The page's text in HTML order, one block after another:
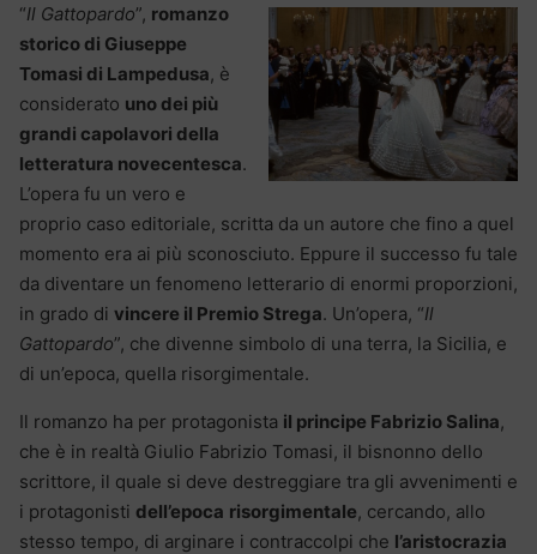
“Il Gattopardo”, romanzo
storico di Giuseppe
Tomasi di Lampedusa, è
considerato uno dei più
grandi capolavori della
letteratura novecentesca.
L’opera fu un vero e
proprio caso editoriale, scritta da un autore che fino a quel
momento era ai più sconosciuto. Eppure il successo fu tale
da diventare un fenomeno letterario di enormi proporzioni,
in grado di vincere il Premio Strega. Un’opera, “Il
Gattopardo”, che divenne simbolo di una terra, la Sicilia, e
di un’epoca, quella risorgimentale.
Il romanzo ha per protagonista il principe Fabrizio Salina,
che è in realtà Giulio Fabrizio Tomasi, il bisnonno dello
scrittore, il quale si deve destreggiare tra gli avvenimenti e
i protagonisti dell’epoca risorgimentale, cercando, allo
stesso tempo, di arginare i contraccolpi che l’aristocrazia